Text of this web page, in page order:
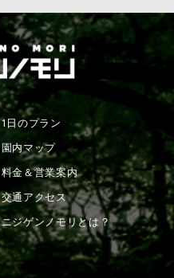
1日のプラン
園内マップ
料金＆営業案内
交通アクセス
ニジゲンノモリとは？